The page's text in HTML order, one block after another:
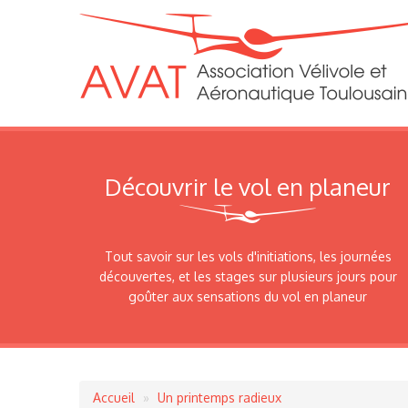
Découvrir le vol en planeur
Tout savoir sur les vols d'initiations, les journées
découvertes, et les stages sur plusieurs jours pour
goûter aux sensations du vol en planeur
Accueil Un printemps radieux